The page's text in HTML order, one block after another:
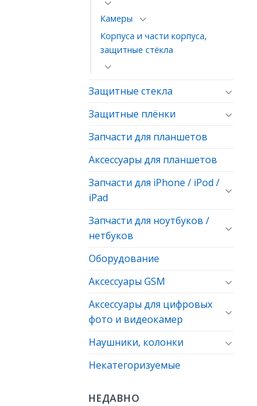
Камеры
Корпуса и части корпуса,
защитные стёкла
Защитные стекла
Защитные плёнки
Запчасти для планшетов
Аксессуары для планшетов
Запчасти для iPhone / iPod /
iPad
Запчасти для ноутбуков /
нетбуков
Оборудование
Аксессуары GSM
Аксессуары для цифровых
фото и видеокамер
Наушники, колонки
Некатегоризуемые
НЕДАВНО